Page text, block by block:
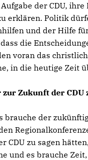
der CDU,
erklären. Politik
und der Hilfe
die
voran das
in die heutige Zeit
Zukunft der CDU
brauche der
zu sagen
und es brauche